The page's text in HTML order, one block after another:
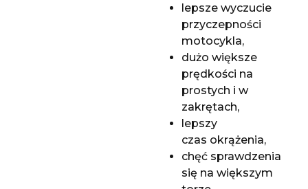
lepsze wyczucie
przyczepności
motocykla,
dużo większe
prędkości na
prostych i w
zakrętach,
lepszy
czas okrążenia,
chęć sprawdzenia
się na większym